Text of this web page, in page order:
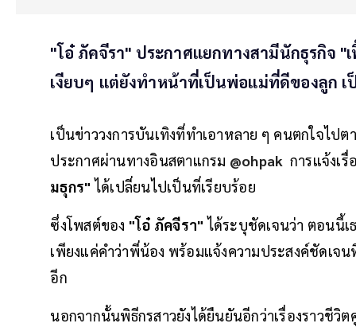
"โอ๋ ภัคจีรา" ประกาศแยกทางสามีนักธุรกิจ "
เงียบๆ แต่ยังทำหน้าที่เป็นพ่อแม่ที่ดีของลูก เ
เป็นข่าววงการบันเทิงที่ทำเอาหลาย ๆ คนตกใจไป
ประกาศผ่านทางอินสตาแกรม @ohpak การแจ้งเ
มธุกร" ได้เปลี่ยนไปเป็นที่เรียบร้อย
ซึ่งโพสต์ของ "โอ๋ ภัคจีรา" ได้ระบุชัดเจนว่า ตอนนี้
เพียงแค่คำว่าพี่น้อง พร้อมแจ้งความประสงค์ชัดเ
อีก
นอกจากนั้นพิธีกรสาวยังได้ยืนยันอีกว่าเรื่องราวชีวิ